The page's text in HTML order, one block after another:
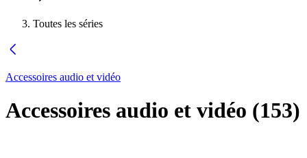
Toutes les séries
Accessoires audio et vidéo
Accessoires audio et vidéo (153)